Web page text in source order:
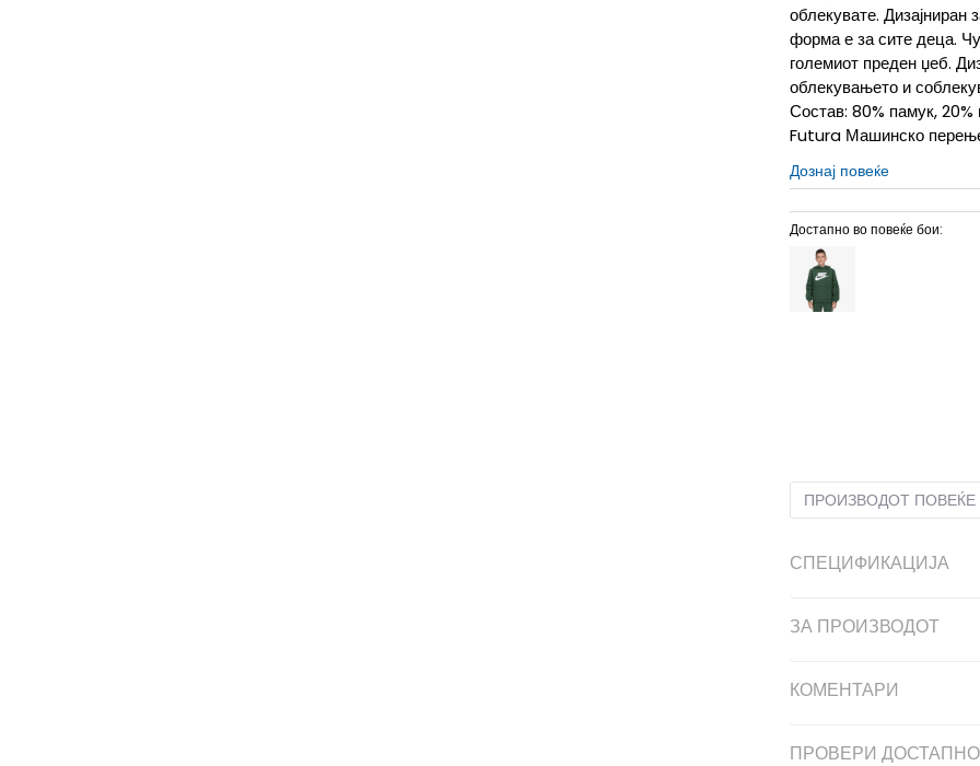
облекувате. Дизајниран
форма е за сите деца.
големиот преден џеб.
облекувањето и
Состав: 80% памук,
Futura Машинско
Дознај повеќе
Достапно во повеќе бои:
ПРОИЗВОДОТ
СПЕЦИФИКАЦИЈА
ЗА ПРОИЗВОДОТ
КОМЕНТАРИ
ПРОВЕРИ